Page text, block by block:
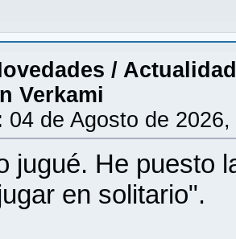
/ Actualidad
Verkami
04 de Agosto de
jugué. He puesto
en solitario".